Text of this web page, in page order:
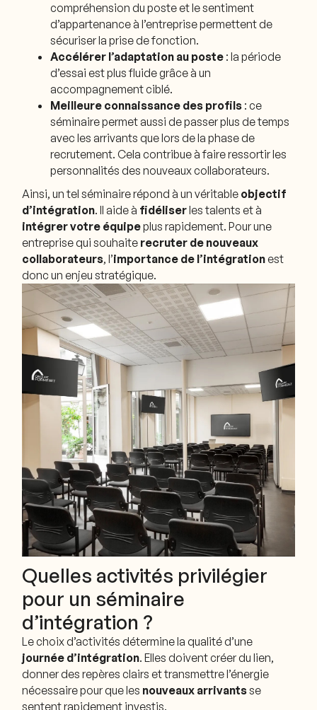
compréhension du poste et le sentiment
d’appartenance à l’entreprise permettent de
sécuriser la prise de fonction.
Accélérer l’adaptation au poste : la période
d’essai est plus fluide grâce à un
accompagnement ciblé.
Meilleure connaissance des profils : ce
séminaire permet aussi de passer plus de temps
avec les arrivants que lors de la phase de
recrutement. Cela contribue à faire ressortir les
personnalités des nouveaux collaborateurs.
Ainsi, un tel séminaire répond à un véritable objectif
d’intégration. Il aide à fidéliserles talents et à
intégrer votre équipeplus rapidement. Pour une
entreprise qui souhaite recruter de nouveaux
collaborateurs, l’importance de l’intégrationest
donc un enjeu stratégique.
Quelles activités privilégier
pour un séminaire
d’intégration ?
Le choix d’activités détermine la qualité d’une
journée d’intégration. Elles doivent créer du lien,
donner des repères clairs et transmettre l’énergie
nécessaire pour que les nouveaux arrivantsse
sentent rapidement investis.